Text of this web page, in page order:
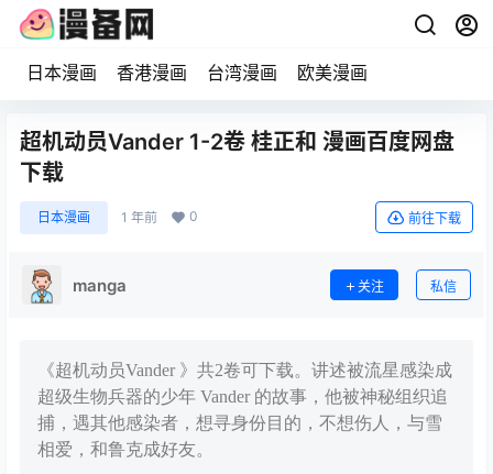
日本漫画 香港漫画 台湾漫画 欧美漫画
超机动员Vander 1-2卷 桂正和 漫画百度网盘
下载
日本漫画 1 年前 0 前往下载
manga 关注 私信
《超机动员Vander 》共2卷可下载。讲述被流星感染成
超级生物兵器的少年 Vander 的故事，他被神秘组织追
捕，遇其他感染者，想寻身份目的，不想伤人，与雪
相爱，和鲁克成好友。